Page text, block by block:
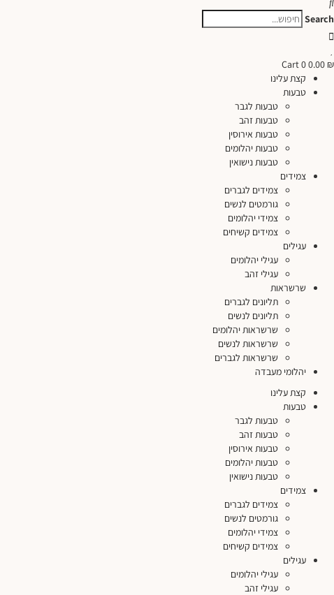
Search
0.00 ₪
0
Cart
קצת עלינו
טבעות
טבעות לגבר
טבעות זהב
טבעות אירוסין
טבעות יהלומים
טבעות נישואין
צמידים
צמידים לגברים
גורמטים לנשים
צמידי יהלומים
צמידים קשיחים
עגילים
עגילי יהלומים
עגילי זהב
שרשראות
תליונים לגברים
תליונים לנשים
שרשראות יהלומים
שרשראות לנשים
שרשראות לגברים
יהלומי מעבדה
קצת עלינו
טבעות
טבעות לגבר
טבעות זהב
טבעות אירוסין
טבעות יהלומים
טבעות נישואין
צמידים
צמידים לגברים
גורמטים לנשים
צמידי יהלומים
צמידים קשיחים
עגילים
עגילי יהלומים
עגילי זהב